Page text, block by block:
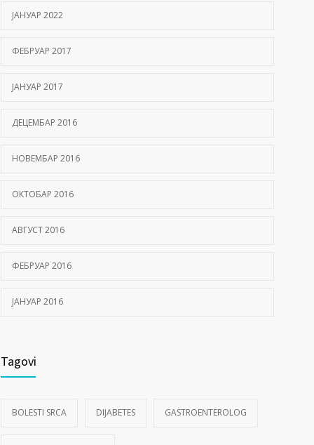
ЈАНУАР 2022
ФЕБРУАР 2017
ЈАНУАР 2017
ДЕЦЕМБАР 2016
НОВЕМБАР 2016
ОКТОБАР 2016
АВГУСТ 2016
ФЕБРУАР 2016
ЈАНУАР 2016
Tagovi
BOLESTI SRCA DIJABETES GASTROENTEROLOG